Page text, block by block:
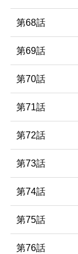
第68話
第69話
第70話
第71話
第72話
第73話
第74話
第75話
第76話